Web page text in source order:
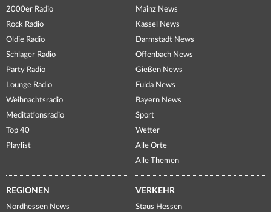
2000er Radio
Rock Radio
Oldie Radio
Schlager Radio
Party Radio
Lounge Radio
Weihnachtsradio
Meditationsradio
Top 40
Playlist
Mainz News
Kassel News
Darmstadt News
Offenbach News
Gießen News
Fulda News
Bayern News
Sport
Wetter
Alle Orte
Alle Themen
REGIONEN
Nordhessen News
VERKEHR
Staus Hessen